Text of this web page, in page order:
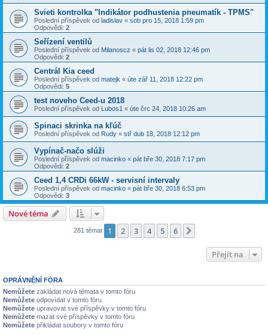
Svieti kontrolka "Indikátor podhustenia pneumatík - TPMS"
Poslední příspěvek od ladislav « sob pro 15, 2018 1:59 pm
Odpovědi: 2
Seřízení ventilů
Poslední příspěvek od Milanoscz « pát lis 02, 2018 12:46 pm
Odpovědi: 2
Centrál Kia ceed
Poslední příspěvek od matejk « úte zář 11, 2018 12:22 pm
Odpovědi: 5
test noveho Ceed-u 2018
Poslední příspěvek od Lubos1 « úte črc 24, 2018 10:26 am
Spinaci skrinka na kľúč
Poslední příspěvek od Rudy « stř dub 18, 2018 12:12 pm
Vypínač-načo slúži
Poslední příspěvek od macinko « pát bře 30, 2018 7:17 pm
Odpovědi: 2
Ceed 1,4 CRDi 66kW - servisní intervaly
Poslední příspěvek od macinko « pát bře 30, 2018 6:53 pm
Odpovědi: 3
Nové téma
281 témat 1 2 3 4 5 6
Přejít na
OPRÁVNĚNÍ FÓRA
Nemůžete zakládat nová témata v tomto fóru
Nemůžete odpovídat v tomto fóru
Nemůžete upravovat své příspěvky v tomto fóru
Nemůžete mazat své příspěvky v tomto fóru
Nemůžete přikládat soubory v tomto fóru